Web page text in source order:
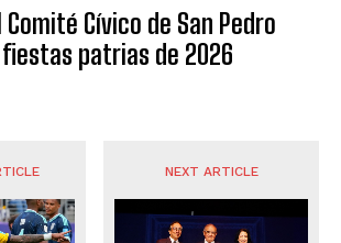
Cívico de San Pedro
patrias de 2026
NEXT ARTICLE